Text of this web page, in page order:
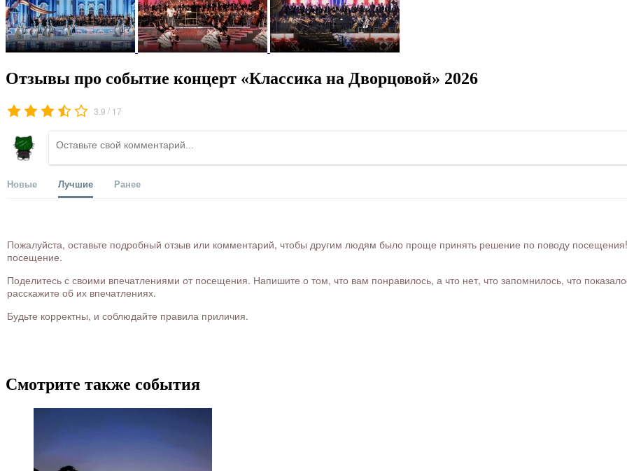
Отзывы про событие концерт «Классика на Дворцовой» 2026
3.9 / 17
Новые Лучшие Ранее
Пожалуйста, оставьте подробный отзыв или комментарий, чтобы другим людям было проще принять решение по поводу посещения!
посещение.
Поделитесь с своими впечатлениями от посещения. Напишите о том, что вам понравилось, а что нет, что запомнилось, что
расскажите об их впечатлениях.
Будьте корректны, и соблюдайте правила приличия.
Смотрите также события